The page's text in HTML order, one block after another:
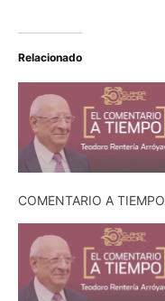
Relacionado
COMENTARIO A TIEMPO